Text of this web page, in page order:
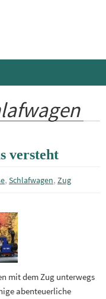
versteht
, Schlafwagen, Zug
mit dem Zug unterwegs
abenteuerliche